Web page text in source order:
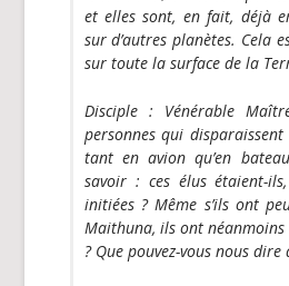
et elles sont, en fait, déjà
sur d’autres planètes. Cela
sur toute la surface de la
Disciple: Vénérable
personnes qui
tant en avion qu’en
savoir : ces élus étaient-
initiées ? Même s’ils ont
Maithuna, ils ont
? Que pouvez-vous nous dire